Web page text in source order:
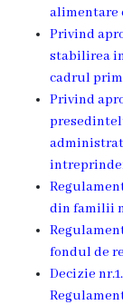
Licitații
și
achiziții
Plan
de
alimentare
Privind
stabilirea
cadrul
Privind
din familii
fondul de
Decizie